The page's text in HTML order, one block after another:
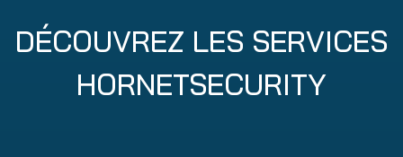
DÉCOUVREZ LES SERVICES
HORNETSECURITY